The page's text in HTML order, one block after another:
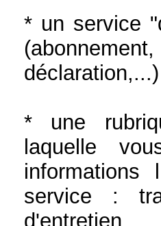
* un service
déclaration,...)
* une
laquelle
service :